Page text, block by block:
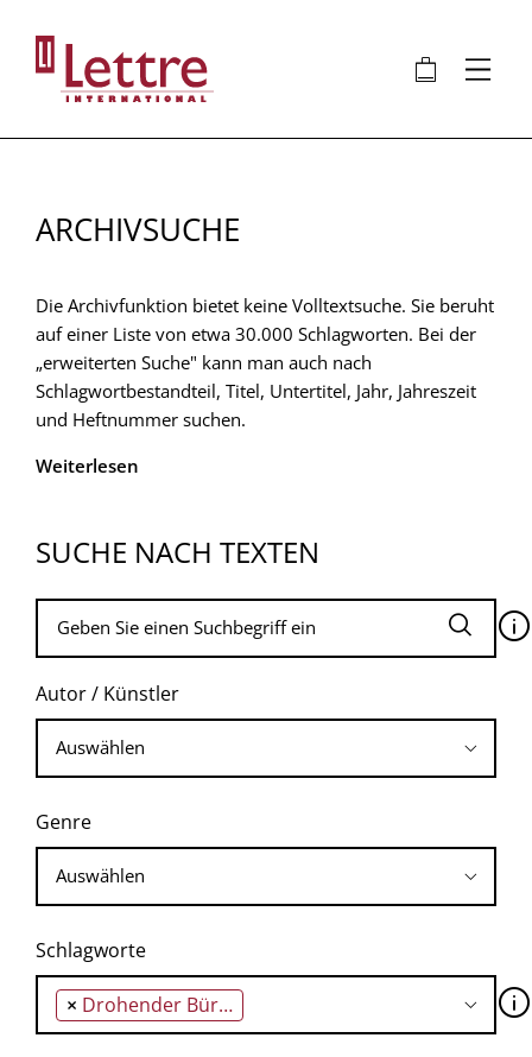
Inhalt
🛍 ⋮
ARCHIVSUCHE
Die Archivfunktion bietet keine Volltextsuche. Sie beruht
auf einer Liste von etwa 30.000 Schlagworten. Bei der
„erweiterten Suche" kann man auch nach
Schlagwortbestandteil, Titel, Untertitel, Jahr, Jahreszeit
und Heftnummer suchen.
Weiterlesen
SUCHE NACH TEXTEN
🛈
Autor / Künstler
Genre
Schlagworte
× Drohender Bürgerkrieg 🛈